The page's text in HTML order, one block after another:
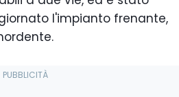
l'impianto frenante,